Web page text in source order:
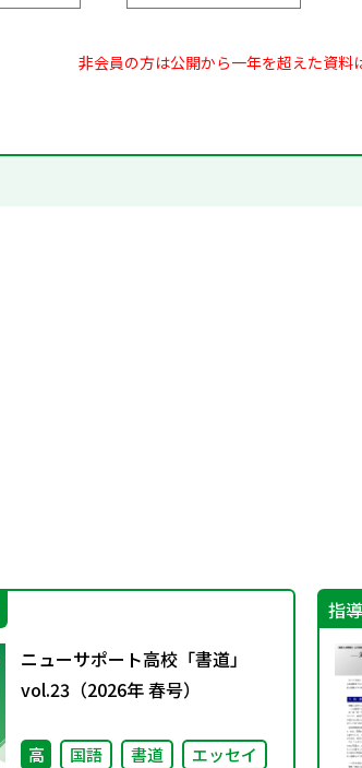
非会員の方は公開から一年を超えた資料
ニューサポート高校「書道」
vol.23（2026年 春号）
高 国語 書道 エッセイ
指